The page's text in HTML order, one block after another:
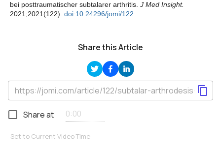
bei posttraumatischer subtalarer arthritis. J Med Insight.
2021;2021(122). doi:10.24296/jomi/122
Share this Article
Share at
Set to Current Video Time